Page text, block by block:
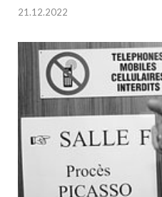
21.12.2022